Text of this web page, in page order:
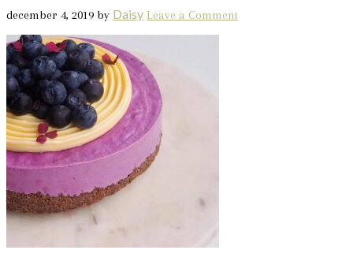
december 4, 2019 by Daisy Leave a Comment